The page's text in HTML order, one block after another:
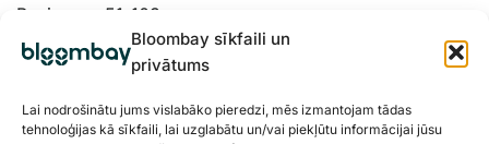
Bloombay sīkfaili un
privātums
Lai nodrošinātu jums vislabāko pieredzi, mēs izmantojam tādas
tehnoloģijas kā sīkfaili, lai uzglabātu un/vai piekļūtu informācijai jūsu
Panieru g. 51-103,
Kauņas, 48334